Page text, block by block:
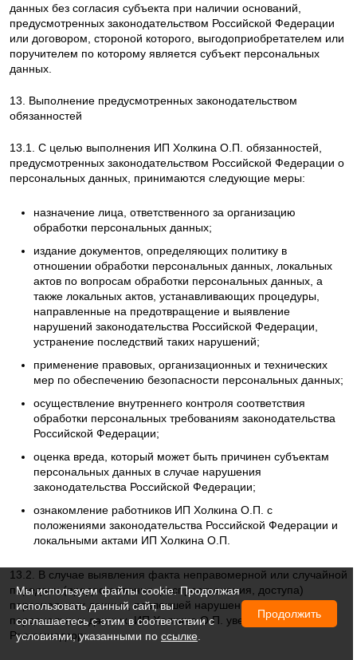
данных без согласия субъекта при наличии оснований,
предусмотренных законодательством Российской Федерации
или договором, стороной которого, выгодоприобретателем или
поручителем по которому является субъект персональных
данных.
13. Выполнение предусмотренных законодательством
обязанностей
13.1. С целью выполнения ИП Холкина О.П. обязанностей,
предусмотренных законодательством Российской Федерации о
персональных данных, принимаются следующие меры:
назначение лица, ответственного за организацию
обработки персональных данных;
издание документов, определяющих политику в
отношении обработки персональных данных, локальных
актов по вопросам обработки персональных данных, а
также локальных актов, устанавливающих процедуры,
направленные на предотвращение и выявление
нарушений законодательства Российской Федерации,
устранение последствий таких нарушений;
применение правовых, организационных и технических
мер по обеспечению безопасности персональных данных;
осуществление внутреннего контроля соответствия
обработки персональных требованиям законодательства
Российской Федерации;
оценка вреда, который может быть причинен субъектам
персональных данных в случае нарушения
законодательства Российской Федерации;
ознакомление работников ИП Холкина О.П. с
положениями законодательства Российской Федерации и
локальными актами ИП Холкина О.П.
13.2. В случае выявления факта неправомерной или случайной
передачи (предоставления, распространения, доступа)
персональных данных, повлекшей нарушение прав субъектов
персональных данных, ИП Холкина О.П. уведомляет
Роскомнадзор:
Мы используем файлы cookie. Продолжая
использовать данный сайт, вы
соглашаетесь с этим в соответствии с
условиями, указанными по ссылке
Продолжить